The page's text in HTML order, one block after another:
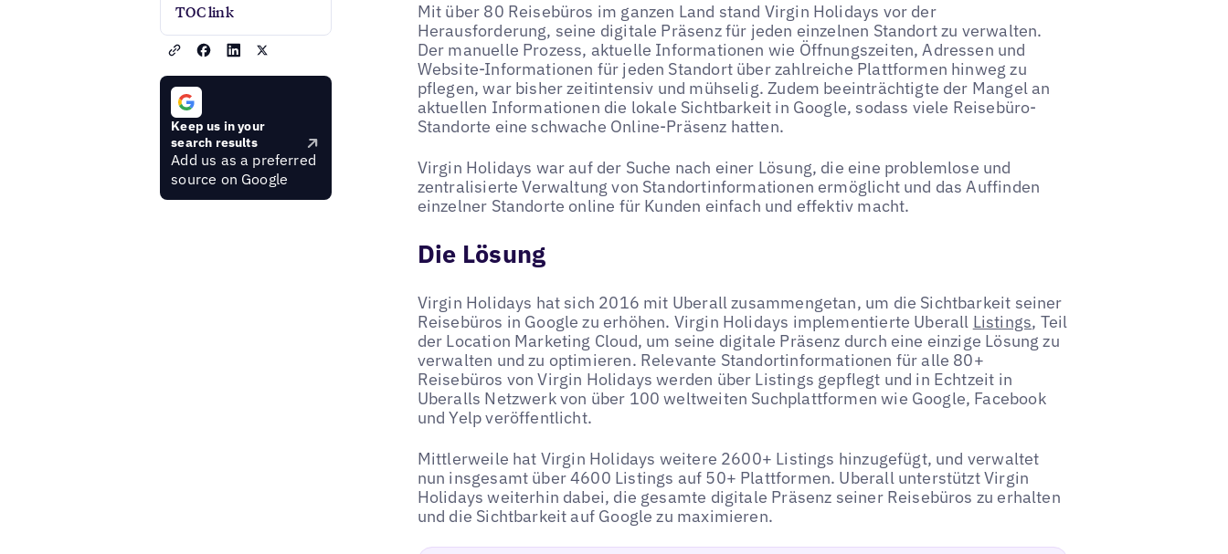
TOC link
Keep us in your
search results
Add us as a preferred
source on Google
Mit über 80 Reisebüros im ganzen Land stand Virgin Holidays vor der
Herausforderung, seine digitale Präsenz für jeden einzelnen Standort zu verwalten.
Der manuelle Prozess, aktuelle Informationen wie Öffnungszeiten, Adressen und
Website-Informationen für jeden Standort über zahlreiche Plattformen hinweg zu
pflegen, war bisher zeitintensiv und mühselig. Zudem beeinträchtigte der Mangel an
aktuellen Informationen die lokale Sichtbarkeit in Google, sodass viele Reisebüro-
Standorte eine schwache Online-Präsenz hatten.
Virgin Holidays war auf der Suche nach einer Lösung, die eine problemlose und
zentralisierte Verwaltung von Standortinformationen ermöglicht und das Auffinden
einzelner Standorte online für Kunden einfach und effektiv macht.
Die Lösung
Virgin Holidays hat sich 2016 mit Uberall zusammengetan, um die Sichtbarkeit seiner
Reisebüros in Google zu erhöhen. Virgin Holidays implementierte Uberall Listings, Teil
der Location Marketing Cloud, um seine digitale Präsenz durch eine einzige Lösung zu
verwalten und zu optimieren. Relevante Standortinformationen für alle 80+
Reisebüros von Virgin Holidays werden über Listings gepflegt und in Echtzeit in
Uberalls Netzwerk von über 100 weltweiten Suchplattformen wie Google, Facebook
und Yelp veröffentlicht.
Mittlerweile hat Virgin Holidays weitere 2600+ Listings hinzugefügt, und verwaltet
nun insgesamt über 4600 Listings auf 50+ Plattformen. Uberall unterstützt Virgin
Holidays weiterhin dabei, die gesamte digitale Präsenz seiner Reisebüros zu erhalten
und die Sichtbarkeit auf Google zu maximieren.